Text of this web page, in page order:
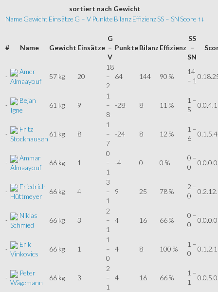
sortiert nach Gewicht
Name Gewicht Einsätze G – V Punkte BilanzEffizienzSS – SNScore ↑↓
# Name Gewicht Einsätze
G
–
V
PunkteBilanz Effizienz
SS
–
SN
-
Amer
Almaayouf
57 kg 20
18
–
2
64 144 90 %
14
– 1
-
Bejan
Igne
61 kg 9
1
–
8
-28 8 11 %
1 –
5
0.0.4.1
-
Fritz
Stockhausen
61 kg 8
1
–
7
-24 8 12 %
1 –
6
0.1.5.4
-
Ammar
Almaayouf
66 kg 1
0
–
1
-4 0 0 %
0 –
0
0.0.0.0
-
Friedrich
Hüttmeyer
66 kg 4
3
–
1
9 25 78 %
2 –
0
-
Niklas
Schmied
66 kg 3
2
–
1
4 16 66 %
0 –
0
0.0.0.0
-
Erik
Vinkovics
66 kg 1
1
–
0
4 8 100 %
1 –
0
0.1.2.1
-
Peter
Wägemann
66 kg 3
2
–
1
4 16 66 %
1 –
1
0.0.5.0